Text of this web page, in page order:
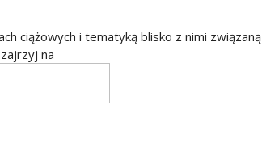
ciążowych i tematyką blisko z nimi związaną
zajrzyj na